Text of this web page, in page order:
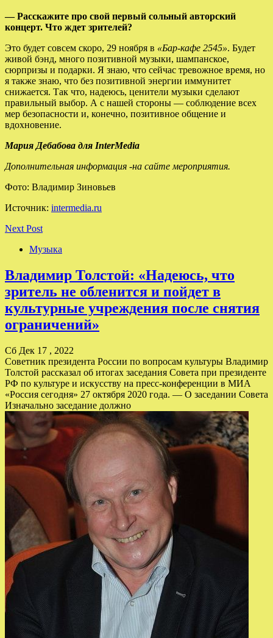
— Расскажите про свой первый сольный авторский
концерт. Что ждет зрителей?
Это будет совсем скоро, 29 ноября в «Бар-кафе 2545». Будет
живой бэнд, много позитивной музыки, шампанское,
сюрпризы и подарки. Я знаю, что сейчас тревожное время, но
я также знаю, что без позитивной энергии иммунитет
снижается. Так что, надеюсь, ценители музыки сделают
правильный выбор. А с нашей стороны — соблюдение всех
мер безопасности и, конечно, позитивное общение и
вдохновение.
Мария Дебабова для InterMedia
Дополнительная информация -на сайте мероприятия.
Фото: Владимир Зиновьев
Источник: intermedia.ru
Next Post
Музыка
Владимир Толстой: «Надеюсь, что
зритель не обленится и пойдет в
культурные учреждения после снятия
ограничений»
Сб Дек 17 , 2022
Советник президента России по вопросам культуры Владимир
Толстой рассказал об итогах заседания Совета при президенте
РФ по культуре и искусству на пресс-конференции в МИА
«Россия сегодня» 27 октября 2020 года. — О заседании Совета
Изначально заседание должно